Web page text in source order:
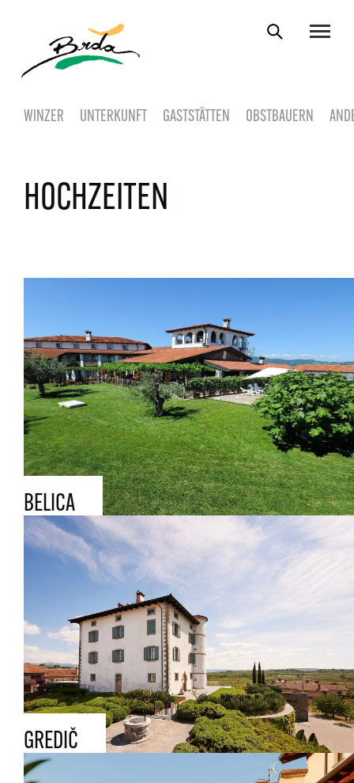
WINZER UNTERKUNFT GASTSTÄTTEN OBSTBAUERN
HOCHZEITEN
BELICA
GREDIČ